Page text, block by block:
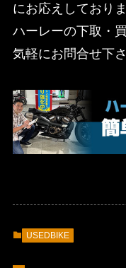
にお応えしており
ハーレーの下取・
気軽にお問合せ下さ
USEDBIKE